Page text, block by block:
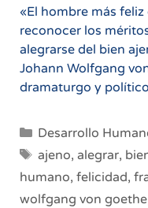
«El hombre más
reconocer los
alegrarse del bien
Johann Wolfgang
dramaturgo y
Categorías
Desarrollo
Etiquetas
ajeno, alegrar,
humano, felicidad,
wolfgang von goethe